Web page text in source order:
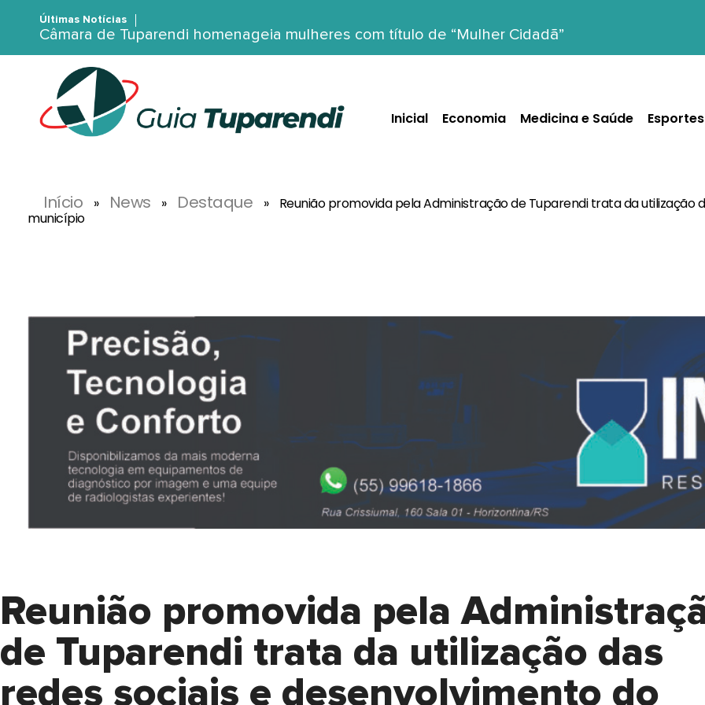
Últimas Notícias
Câmara de Tuparendi homenageia mulheres com título de “Mulher Cidadã”
Inicial Economia Medicina e Saúde Esportes
Início » News » Destaque »
Reunião promovida pela Administração de Tuparendi trata da utilização
município
Reunião promovida pela
de Tuparendi trata da utilização das
redes sociais e desenvolvimento do